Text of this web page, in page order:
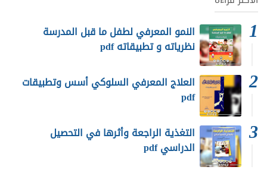
النمو المعرفي لطفل ما قبل المدرسة
نظرياته و تطبيقاته pdf
العلاج المعرفي السلوكي أسس وتطبيقات
pdf
التغذية الراجعة وأثرها في التحصيل
الدراسي pdf